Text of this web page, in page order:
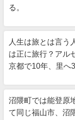
る。
人生は旅とは言う
は正に旅行？アル
京都で10年、里へ
沼隈町では能登原
て同じ福山市、沼